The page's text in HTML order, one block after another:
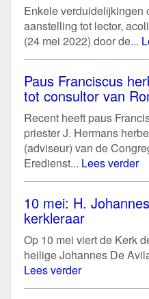
Enkele verduidelijkingen
aanstelling tot lector,
(24 mei 2022) door de...
Paus Franciscus
tot consultor van
Recent heeft paus
priester J. Hermans
(adviseur) van de
Eredienst... Lees verder
10 mei: H.
kerkleraar
Op 10 mei viert de Kerk
heilige Johannes De
Lees verder